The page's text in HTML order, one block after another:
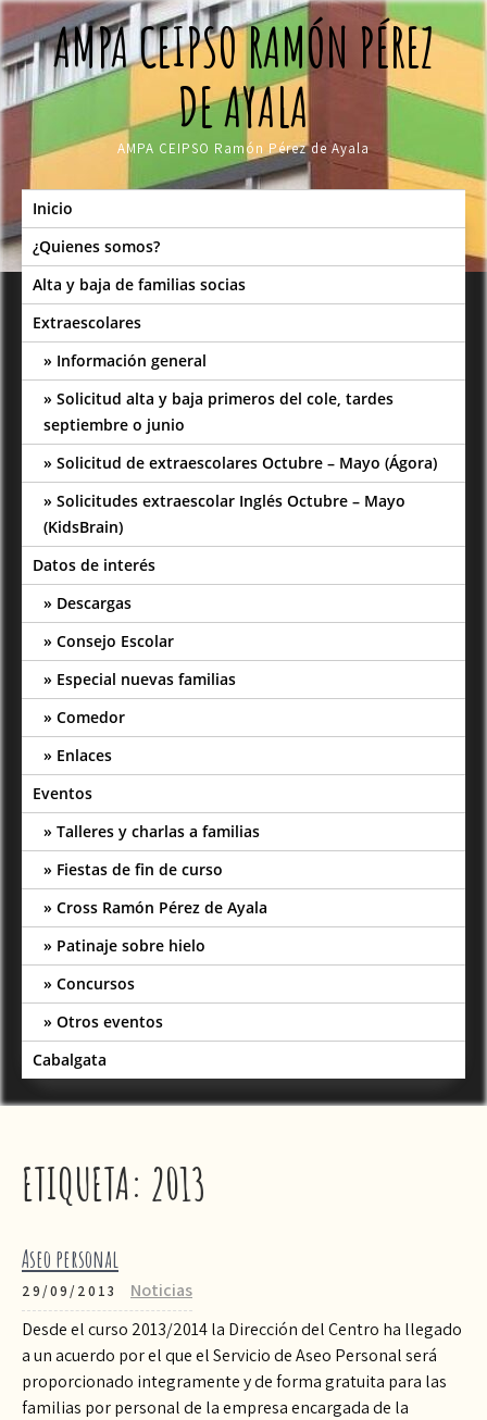
Skip
to
contentAMPA CEIPSO RAMÓN PÉREZ
DE AYALA
AMPA CEIPSO Ramón Pérez de Ayala
Inicio
¿Quienes somos?
Alta y baja de familias socias
Extraescolares
Información general
Solicitud alta y baja primeros del cole, tardes
septiembre o junio
Solicitud de extraescolares Octubre – Mayo (Ágora)
Solicitudes extraescolar Inglés Octubre – Mayo
(KidsBrain)
Datos de interés
Descargas
Consejo Escolar
Especial nuevas familias
Comedor
Enlaces
Eventos
Talleres y charlas a familias
Fiestas de fin de curso
Cross Ramón Pérez de Ayala
Patinaje sobre hielo
Concursos
Otros eventos
Cabalgata
ETIQUETA: 2013
Aseo personal
29/09/2013
Noticias
Desde el curso 2013/2014 la Dirección del Centro ha llegado
a un acuerdo por el que el Servicio de Aseo Personal será
proporcionado integramente y de forma gratuita para las
familias por personal de la empresa encargada de la